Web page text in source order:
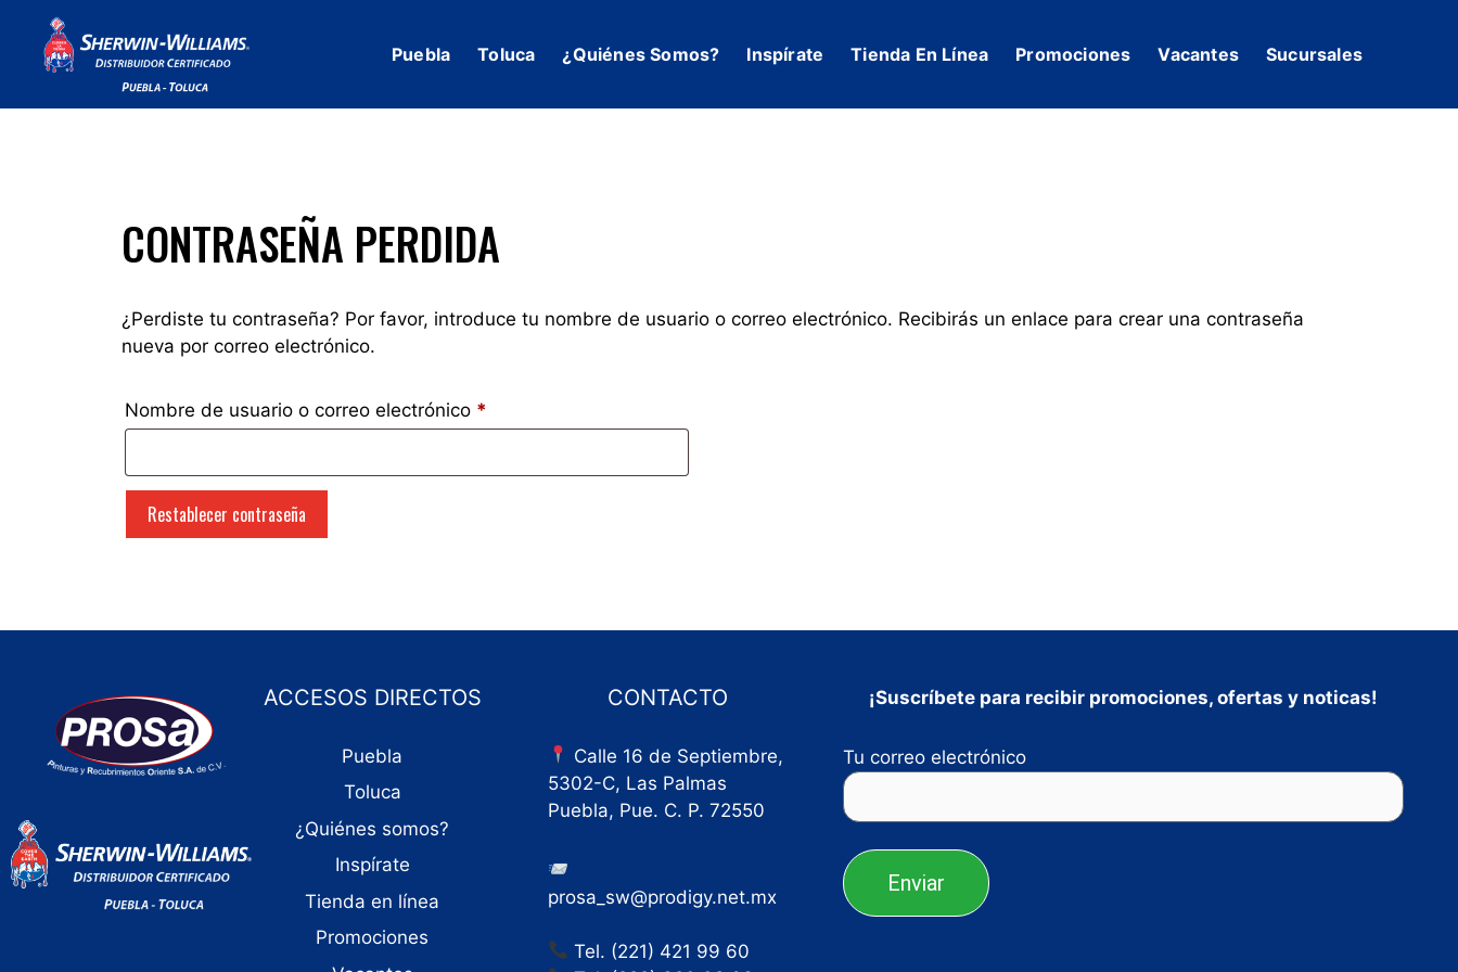
contenido
Puebla Toluca ¿Quiénes Somos? Inspírate Tienda En Línea Promociones Vacantes Sucursales
CONTRASEÑA PERDIDA
¿Perdiste tu contraseña? Por favor, introduce tu nombre de usuario o correo electrónico. Recibirás un enlace para crear una contraseña
nueva por correo electrónico.
Nombre de usuario o correo electrónico *
Restablecer contraseña
ACCESOS DIRECTOS
Puebla
Toluca
¿Quiénes somos?
Inspírate
Tienda en línea
Promociones
CONTACTO
Calle 16 de Septiembre,
5302-C, Las Palmas
Puebla, Pue. C. P. 72550
prosa_sw@prodigy.net.mx
Tel. (221) 421 99 60
¡Suscríbete para recibir promociones, ofertas y noticas!
Tu correo electrónico